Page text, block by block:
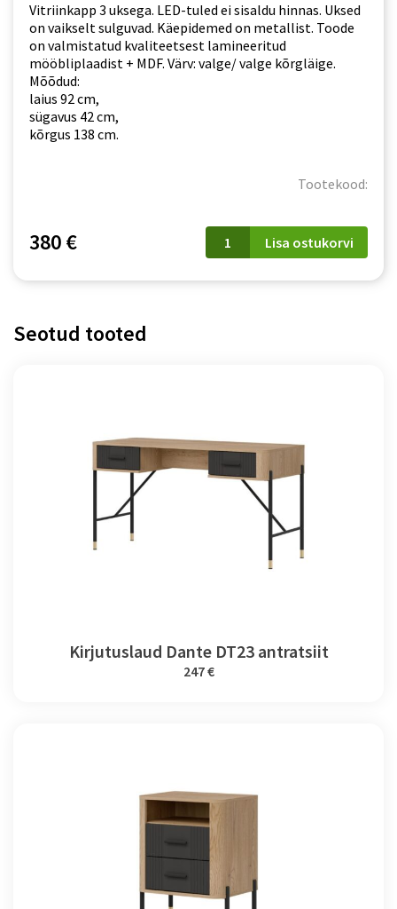
Vitriinkapp 3 uksega. LED-tuled ei sisaldu hinnas. Uksed
on vaikselt sulguvad. Käepidemed on metallist. Toode
on valmistatud kvaliteetsest lamineeritud
mööbliplaadist + MDF. Värv: valge/ valge kõrgläige.
Mõõdud:
laius 92 cm,
sügavus 42 cm,
kõrgus 138 cm.
Tootekood:
380 €
Vitriinkapp
Arko
kogus
Lisa ostukorvi
Seotud tooted
Kirjutuslaud Dante DT23 antratsiit
247 €